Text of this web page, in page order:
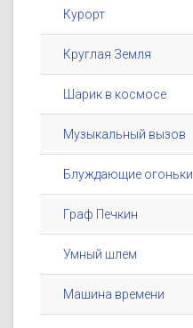
Курорт
Круглая Земля
Шарик в космосе
Музыкальный вызов
Блуждающие огоньки
Граф Печкин
Умный шлем
Машина времени